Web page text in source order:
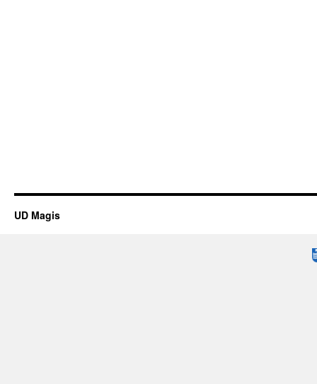
UD Magis